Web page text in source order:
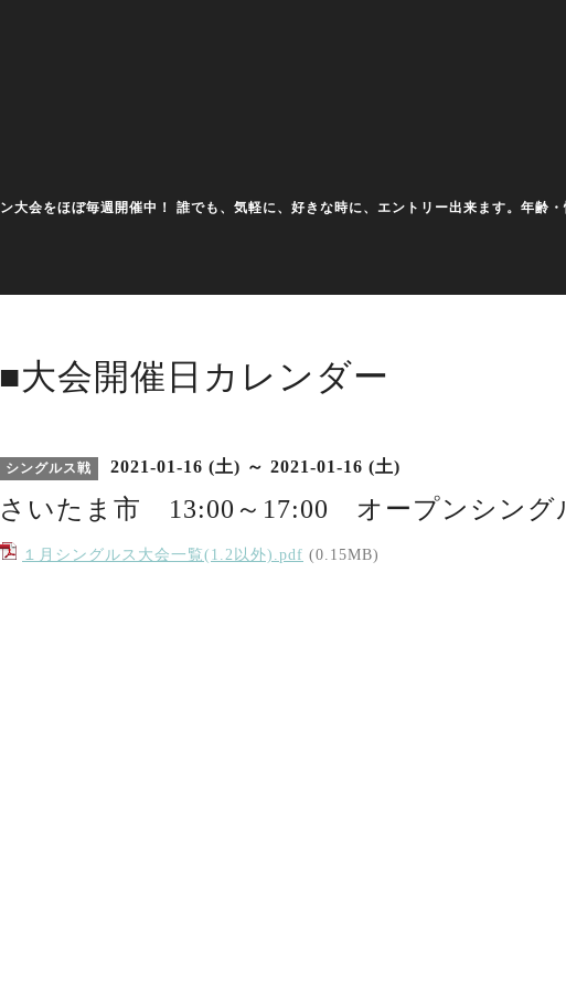
大会をほぼ毎週開催中！ 誰でも、気軽に、好きな時に、エントリー出来ます。年齢
■大会開催日カレンダー
シングルス戦 2021-01-16 (土) ～ 2021-01-16 (土)
さいたま市 13:00～17:00 オープンシング
１月シングルス大会一覧(1.2以外).pdf (0.15MB)